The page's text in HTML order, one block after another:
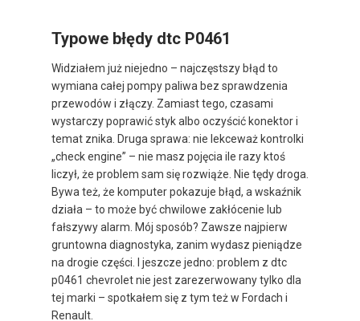
Typowe błędy dtc P0461
Widziałem już niejedno – najczęstszy błąd to
wymiana całej pompy paliwa bez sprawdzenia
przewodów i złączy. Zamiast tego, czasami
wystarczy poprawić styk albo oczyścić konektor i
temat znika. Druga sprawa: nie lekceważ kontrolki
„check engine” – nie masz pojęcia ile razy ktoś
liczył, że problem sam się rozwiąże. Nie tędy droga.
Bywa też, że komputer pokazuje błąd, a wskaźnik
działa – to może być chwilowe zakłócenie lub
fałszywy alarm. Mój sposób? Zawsze najpierw
gruntowna diagnostyka, zanim wydasz pieniądze
na drogie części. I jeszcze jedno: problem z dtc
p0461 chevrolet nie jest zarezerwowany tylko dla
tej marki – spotkałem się z tym też w Fordach i
Renault.